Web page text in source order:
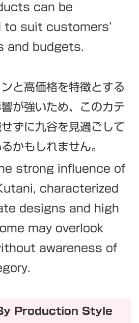
can be
to suit customers’
and budgets.
と高価格を特徴とする
が強いため、このカテ
ずに九谷を見過ごして
かもしれません。
strong influence of
characterized
designs and high
may overlook
awareness of
By Production Style